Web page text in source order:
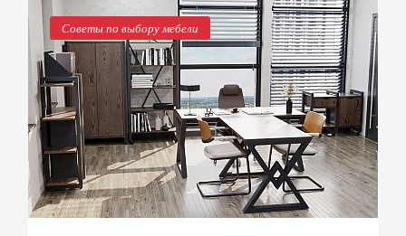
Советы по выбору мебели